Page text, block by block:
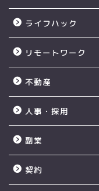
ライフハック
リモートワーク
不動産
人事・採用
副業
契約